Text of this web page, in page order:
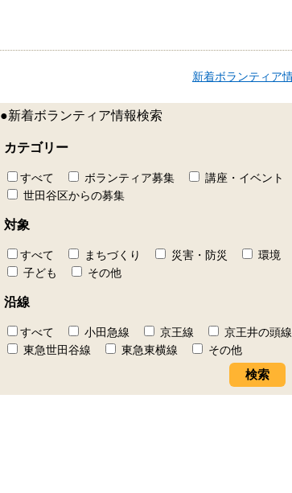
新着ボランティア
●新着ボランティア情報検索
カテゴリー
すべて ボランティア募集 講座・イベント
世田谷区からの募集
対象
すべて まちづくり 災害・防災 環境
子ども
その他
沿線
すべて 小田急線 京王線 京王井の頭線
東急世田谷線
東急東横線 その他